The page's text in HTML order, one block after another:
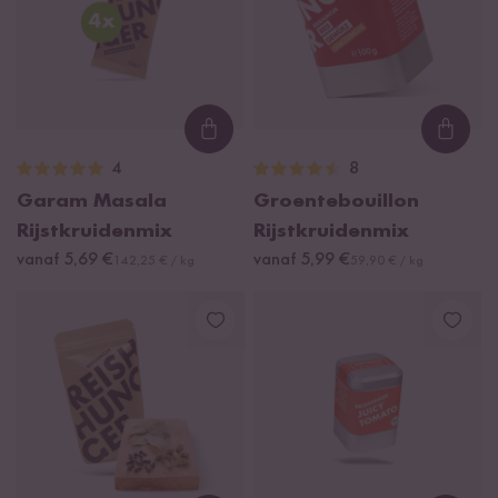
Loading...
4
Garam Masala
Rijstkruidenmix
vanaf 5,69 €
8
Groentebouillon
Rijstkruidenmix
vanaf 5,99 €